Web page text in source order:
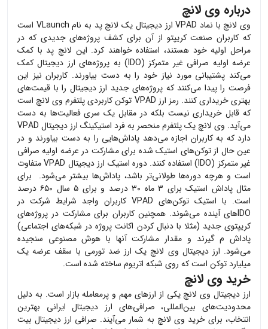
درباره وی لانچ
وی لانچ با نماد VPAD ارز دیجیتال یک لانچ پد به نام VLaunch است
که کاربران صنعت کریپتو از آن برای کشف پروژه‌های جدیدی که در
مراحل اولیه خود هستند، ‌استفاده خواهند کرد. این لانچ پد با کمک
عرضه اولیه صرافی غیر متمرکز (IDO) به پروژه‌های ارز دیجیتال کمک
می‌کند پشتیبانی مورد نیاز خود را به دست بیاورند. کاربران نیز این
فرصت را پیدا می‌کنند که پروژه‌‌های جدید ارز دیجیتال را با قیمت‌های
بهتری خریداری کنند. رمز ارز VPAD توکن کاربردی پلتفرم وی لانچ است
که قابل خریداری نیست بلکه در مقابل یک سری فعالیت‌‌ها به دست
می‌آید. وی لانچ یک پلتفرم منحصر به فرد استیکینگ ارز دیجیتال VPAD
دارد که به کاربران اجازه ‌می‌دهد پاداش‌هایی را به دست بیاورند و در
عین حال از توکن‌‌های استیک شده برای مشارکت در عرضه اولیه صرافی
غیر متمرکز (IDO) استفاده کنند. دوره استیک ارز دیجیتال VPAD متفاوت
است و هرچه دوره‌‌ها طولانی‌تر باشد،‌ پاداش‌ها بیشتر می‌شود. برای
مثال پاداش استیک برای ۳ ماه ۳۰ درصد و برای ۵ سال ۶۵۰ درصد
است. با استیک توکن‌‌های VPAD کاربران واجد شرایط شرکت در
IDOهای آینده می‌شوند. همچنین کاربران برای مشارکت در پروژه‌های
کریپتوی جدید (مثلا با دنبال کردن اکانت پروژه در شبکه‌‌های اجتماعی)
پاداش م‌ گیرند و مقدار مشارکت آنها با هوش مصنوعی سنجیده
می‌شود. ارز دیجیتال وی لانچ یک ارز ضد تورمی با سقف عرضه یک
میلیارد توکن است که روی شبکه اتریوم ساخته شده است.
خرید وی لانچ
ارز دیجیتال وی لانچ یکی از ارزهای مهم و پرمعامله بازار است. به دلیل
محدودیت‌های بین‌المللی، صرافی‌های ارز دیجیتال ایرانی بهترین
انتخاب، برای خرید وی لانچ به شمار می‌آیند. صرافی ارز دیجیتال بیت